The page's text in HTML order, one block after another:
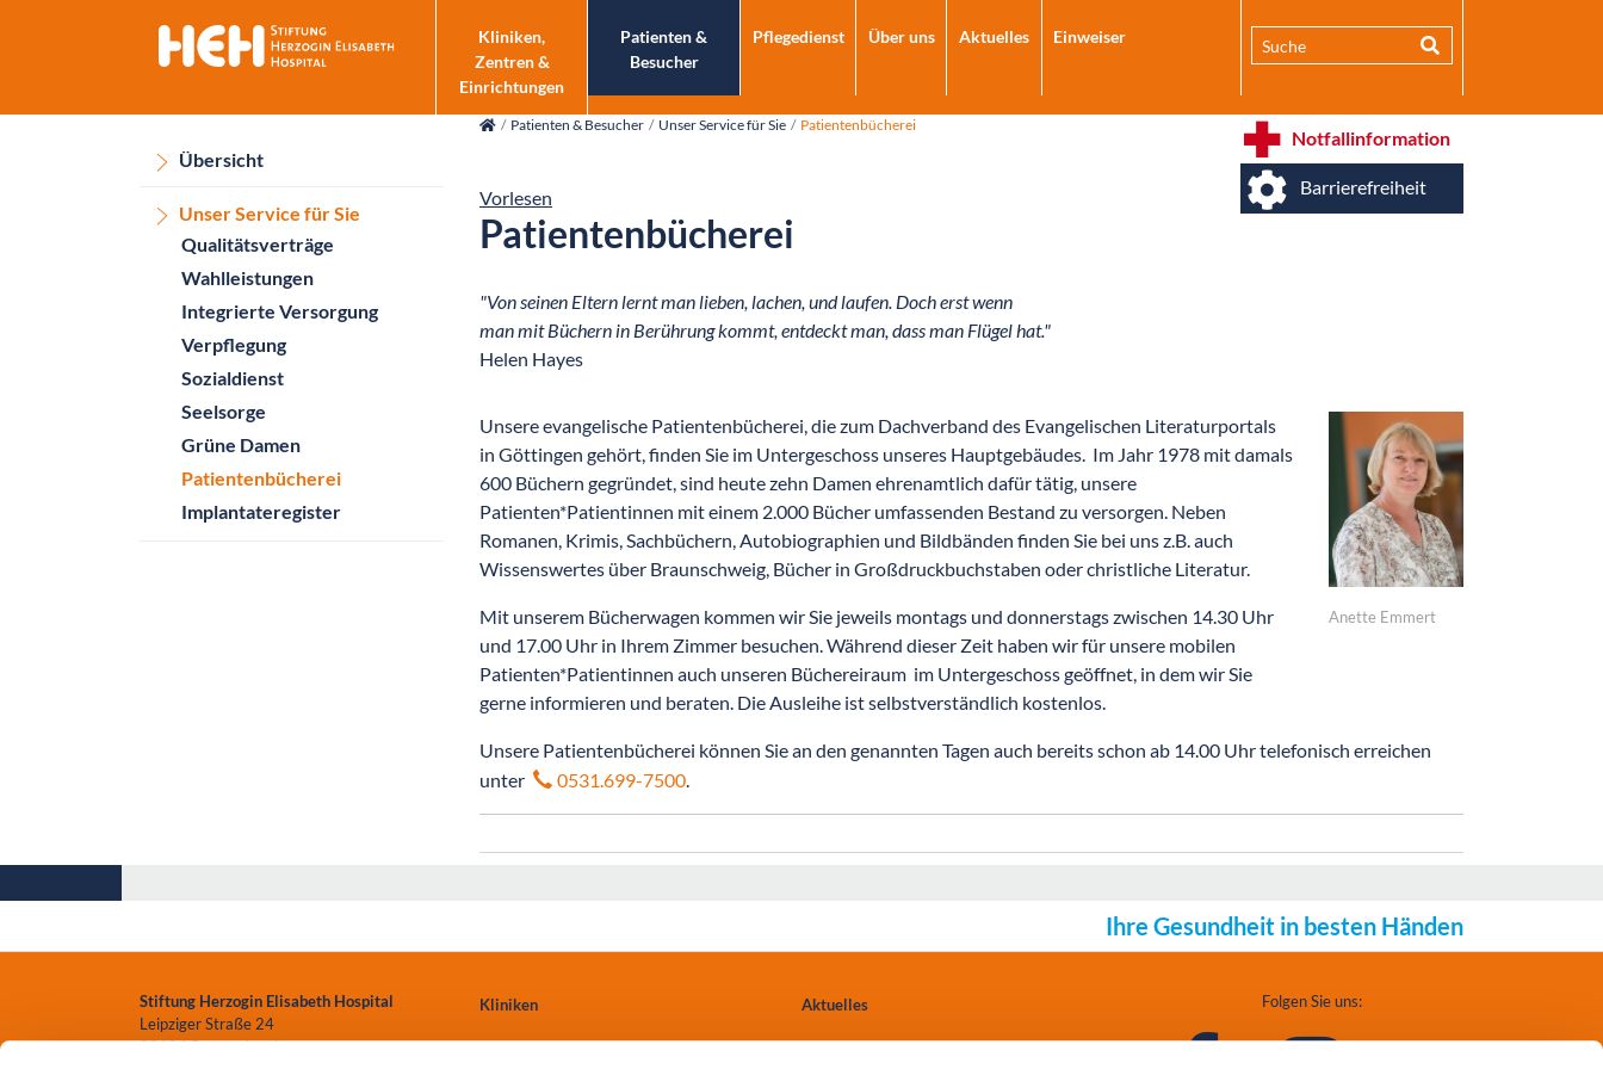
Kliniken,
Zentren &
Einrichtungen
Patienten &
Besucher
Pflegedienst Über uns Aktuelles Einweiser
Notfallinformation
Barrierefreiheit
Übersicht
Unser Service für Sie
Qualitätsverträge
Wahlleistungen
Integrierte Versorgung
Verpflegung
Sozialdienst
Seelsorge
Grüne Damen
Patientenbücherei
Implantateregister
Patienten & Besucher Unser Service für Sie Patientenbücherei
Vorlesen
Patientenbücherei
"Von seinen Eltern lernt man lieben, lachen, und laufen. Doch erst wenn
man mit Büchern in Berührung kommt, entdeckt man, dass man Flügel hat."
Helen Hayes
Unsere evangelische Patientenbücherei, die zum Dachverband des Evangelischen Literaturportals
in Göttingen gehört, finden Sie im Untergeschoss unseres Hauptgebäudes. Im Jahr 1978 mit damals
600 Büchern gegründet, sind heute zehn Damen ehrenamtlich dafür tätig, unsere
Patienten*Patientinnen mit einem 2.000 Bücher umfassenden Bestand zu versorgen. Neben
Romanen, Krimis, Sachbüchern, Autobiographien und Bildbänden finden Sie bei uns z.B. auch
Wissenswertes über Braunschweig, Bücher in Großdruckbuchstaben oder christliche Literatur.
Mit unserem Bücherwagen kommen wir Sie jeweils montags und donnerstags zwischen 14.30 Uhr
und 17.00 Uhr in Ihrem Zimmer besuchen. Während dieser Zeit haben wir für unsere mobilen
Patienten*Patientinnen auch unseren Büchereiraum im Untergeschoss geöffnet, in dem wir Sie
gerne informieren und beraten. Die Ausleihe ist selbstverständlich kostenlos.
Anette Emmert
Unsere Patientenbücherei können Sie an den genannten Tagen auch bereits schon ab 14.00 Uhr telefonisch erreichen
unter
0531.699-7500.
Ihre Gesundheit in besten Händen
Stiftung Herzogin Elisabeth Hospital
Leipziger Straße 24
38124 Braunschweig
Kliniken Aktuelles Folgen Sie uns: